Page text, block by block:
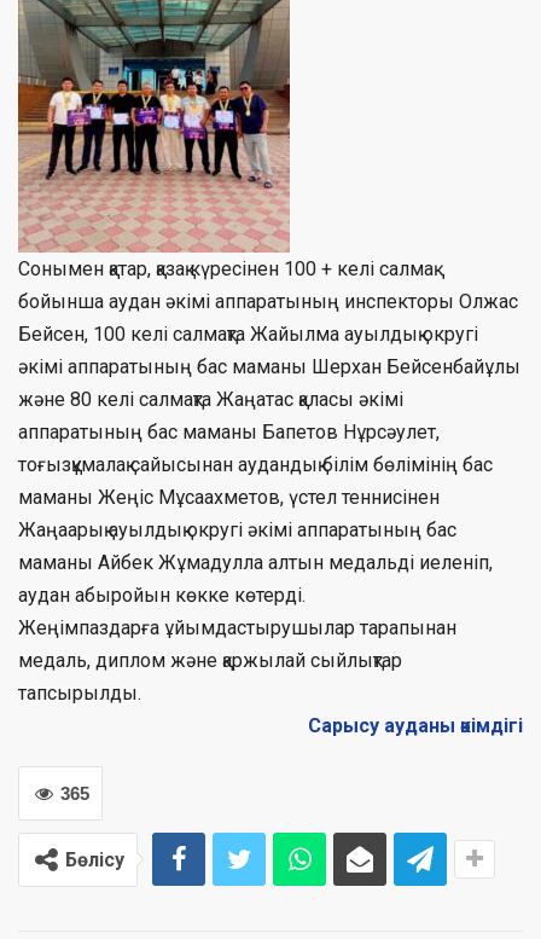
Сонымен қатар, қазақ күресінен 100 + келі салмақ
бойынша аудан әкімі аппаратының инспекторы Олжас
Бейсен, 100 келі салмақта Жайылма ауылдық округі
әкімі аппаратының бас маманы Шерхан Бейсенбайұлы
және 80 келі салмақта Жаңатас қаласы әкімі
аппаратының бас маманы Бапетов Нұрсәулет,
тоғызқұмалақ сайысынан аудандық білім бөлімінің бас
маманы Жеңіс Мұсаахметов, үстел теннисінен
Жаңаарық ауылдық округі әкімі аппаратының бас
маманы Айбек Жұмадулла алтын медальді иеленіп,
аудан абыройын көкке көтерді.
Жеңімпаздарға ұйымдастырушылар тарапынан
медаль, диплом және қаржылай сыйлықтар
тапсырылды.
Сарысу ауданы әкімдігі
365
Бөлісу